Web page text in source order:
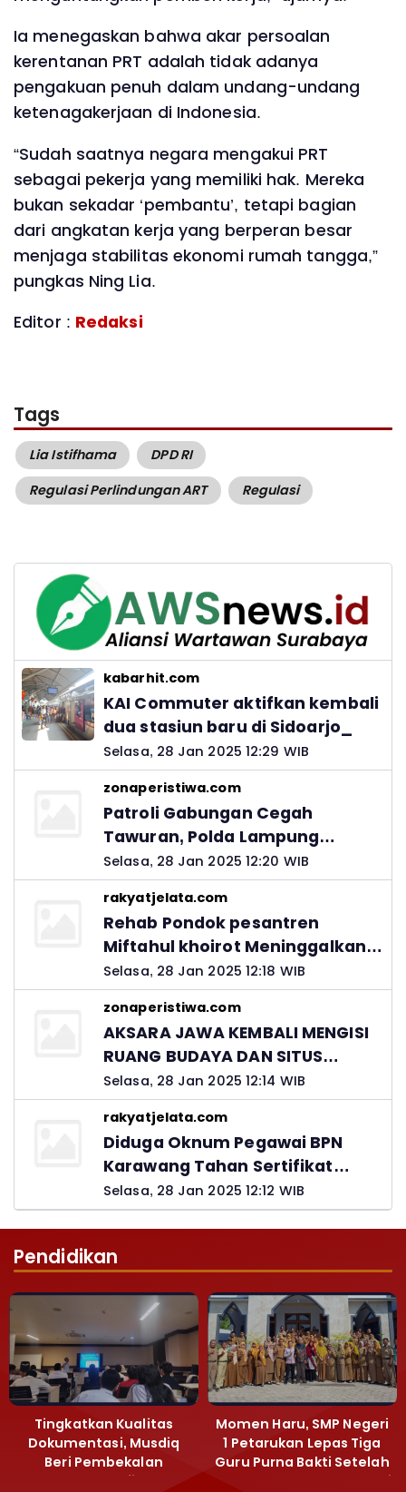
Ia menegaskan bahwa akar persoalan
kerentanan PRT adalah tidak adanya
pengakuan penuh dalam undang-undang
ketenagakerjaan di Indonesia.
“Sudah saatnya negara mengakui PRT
sebagai pekerja yang memiliki hak. Mereka
bukan sekadar ‘pembantu’, tetapi bagian
dari angkatan kerja yang berperan besar
menjaga stabilitas ekonomi rumah tangga,”
pungkas Ning Lia.
Editor : Redaksi
Tags
Lia Istifhama
DPD RI
Regulasi Perlindungan ART
Regulasi
kabarhit.com
KAI Commuter aktifkan kembali
dua stasiun baru di Sidoarjo_
Selasa, 28 Jan 2025 12:29 WIB
zonaperistiwa.com
Patroli Gabungan Cegah
Tawuran, Polda Lampung
Ingatkan Peran Orang Tua
Selasa, 28 Jan 2025 12:20 WIB
rakyatjelata.com
Rehab Pondok pesantren
Miftahul khoirot Meninggalkan
Hutang Ke Material, Mantan
Kadis PUPR Harus Bertanggung
Jawab
Selasa, 28 Jan 2025 12:18 WIB
zonaperistiwa.com
AKSARA JAWA KEMBALI MENGISI
RUANG BUDAYA DAN SITUS
LELUHUR NUSANTARA
Selasa, 28 Jan 2025 12:14 WIB
rakyatjelata.com
Diduga Oknum Pegawai BPN
Karawang Tahan Sertifikat
Pemohon PTSL
Selasa, 28 Jan 2025 12:12 WIB
Pendidikan
Tingkatkan Kualitas
Dokumentasi, Musdiq
Beri Pembekalan
Fotografi ‎
Momen Haru, SMP Negeri
1 Petarukan Lepas Tiga
Guru Purna Bakti Setelah
Puluhan Tahun Mengabdi